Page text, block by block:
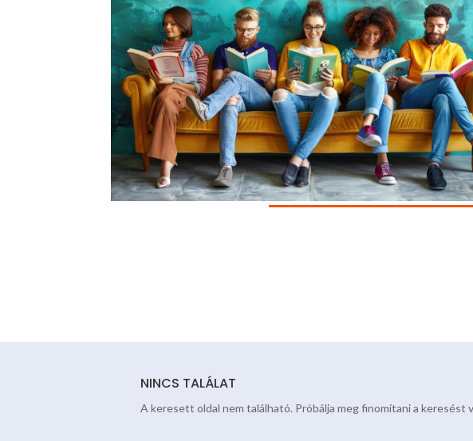
NINCS TALÁLAT
A keresett oldal nem található. Próbálja meg finomítani a keresést